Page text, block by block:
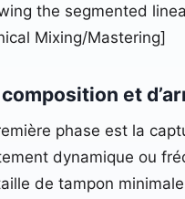
the segmented
Mixing/Mastering]
et
phase est la
dynamique ou
de tampon